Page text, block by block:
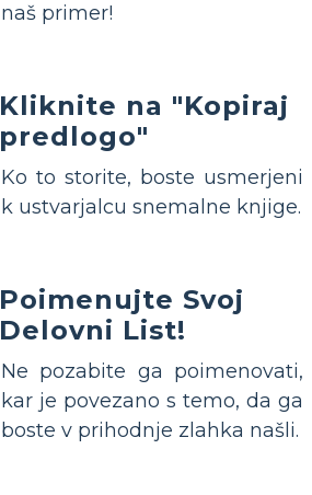
naš primer!
Kliknite na "Kopiraj
predlogo"
Ko to storite, boste usmerjeni
k ustvarjalcu snemalne knjige.
Poimenujte Svoj
Delovni List!
Ne pozabite ga poimenovati,
kar je povezano s temo, da ga
boste v prihodnje zlahka našli.